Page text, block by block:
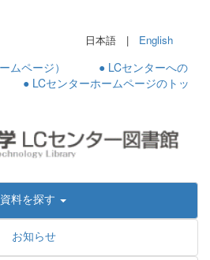
日本語 | English
ムページ）
● LCセンターへの
● LCセンターホームページのトッ
資料を探す
お知らせ